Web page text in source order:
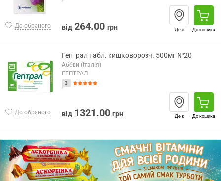
До обраного від 264.00 грн Де є До кошика
До обраного
Гептрал табл. кишковорозч. 500мг №20
Аббви (Італія)
ГЕПТРАЛ
3
від 1321.00 грн Де є До кошика